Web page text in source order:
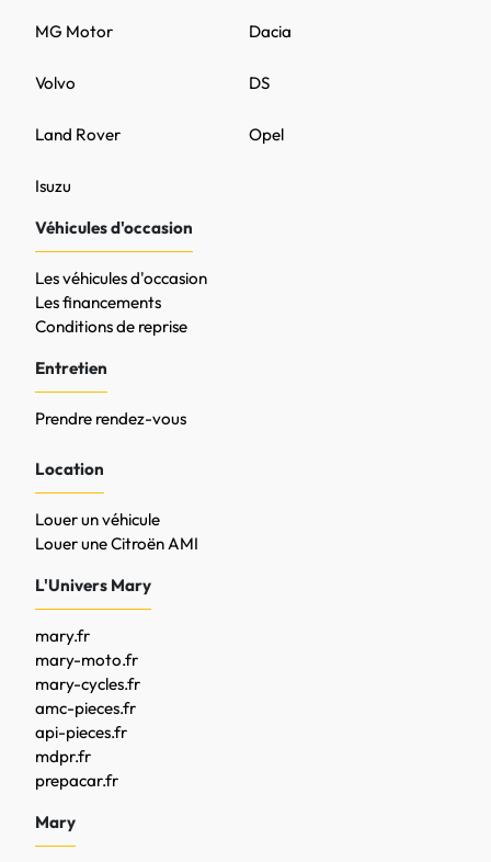
DS
MG Motor
Opel
Volvo
Land Rover
Dacia
Isuzu
Véhicules d'occasion
Les véhicules d'occasion
Les financements
Conditions de reprise
Entretien
Prendre rendez-vous
Location
Louer un véhicule
Louer une Citroën AMI
L'Univers Mary
mary.fr
mary-moto.fr
mary-cycles.fr
amc-pieces.fr
api-pieces.fr
mdpr.fr
prepacar.fr
Mary